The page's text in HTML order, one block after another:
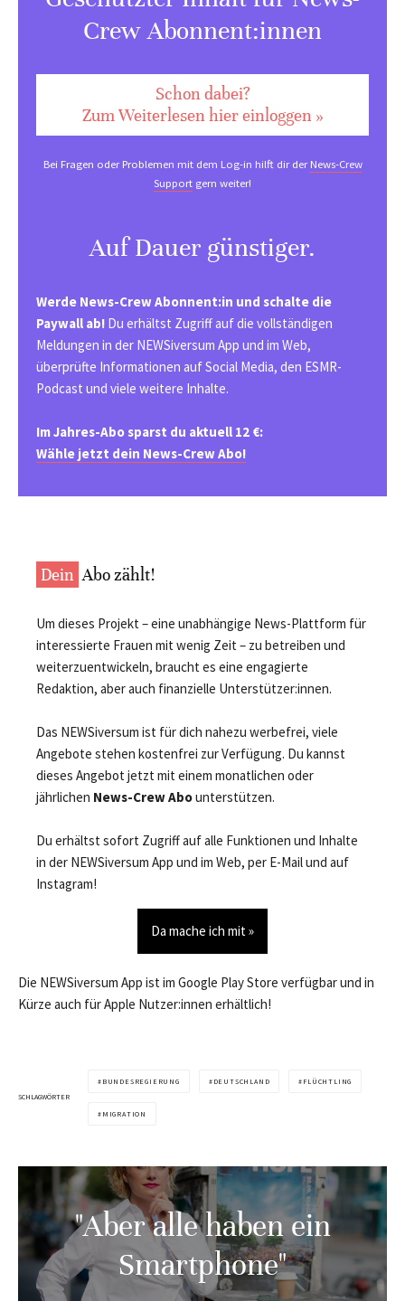
Crew Abonnent:innen
Schon dabei?
Zum Weiterlesen hier einloggen »
Bei Fragen oder Problemen mit dem Log-in hilft dir derNews-Crew
Support gern weiter!
Auf Dauer günstiger.
Werde News-Crew Abonnent:in und schalte die
Paywall ab! Du erhältst Zugriff auf die vollständigen
Meldungen in der NEWSiversum App und im Web,
überprüfte Informationen auf Social Media, den ESMR-
Podcast und viele weitere Inhalte.
Im Jahres-Abo sparst du aktuell 12 €:
Wähle jetzt dein News-Crew Abo!
Dein Abo zählt!
Um dieses Projekt – eine unabhängige News-Plattform für
interessierte Frauen mit wenig Zeit – zu betreiben und
weiterzuentwickeln, braucht es eine engagierte
Redaktion, aber auch finanzielle Unterstützer:innen.
Das NEWSiversum ist für dich nahezu werbefrei, viele
Angebote stehen kostenfrei zur Verfügung. Du kannst
dieses Angebot jetzt mit einem monatlichen oder
jährlichen News-Crew Abounterstützen.
Du erhältst sofort Zugriff auf alle Funktionen und Inhalte
in der NEWSiversum App und im Web, per E-Mail und auf
Instagram!
Da mache ich mit »
Die NEWSiversum App ist im Google Play Store verfügbar und in
Kürze auch für Apple Nutzer:innen erhältlich!
SCHLAGWÖRTER
BUNDESREGIERUNG DEUTSCHLAND FLÜCHTLING
MIGRATION
"Aber alle haben ein
Smartphone"